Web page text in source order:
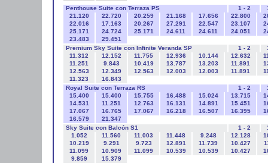
Penthouse Suite con Terraza PS
1 - 2
21.120
22.720 20.259 21.168 17.656 22.800
22.016
17.163 20.267 27.291 22.547 23.107
25.171
24.724 25.171 24.611 24.611 24.051
23.483
29.451
Premium Sky Suite con Infinite Veranda SP
1 - 2
11.312
12.152 11.755 12.936 10.144 12.632
11.251
9.843 10.419 13.787 13.203 11.891
12.563
12.349 12.563 12.003 12.003 11.891
11.323
16.843
Royal Suite con Terraza RS
1 - 2
15.400
15.400 15.755 16.488 15.024 13.715
14.531
11.251 12.763 16.131 14.891 15.451
17.067
16.765 17.067 16.218 16.507 16.395
16.579
21.347
Sky Suite con Balcón S1
1 - 2
1.052
11.560 11.003 11.448 9.248 12.128
10.219
9.291 9.723 12.891 11.739 10.427
11.099
10.909 11.099 10.539 10.539 10.427
9.859
15.379